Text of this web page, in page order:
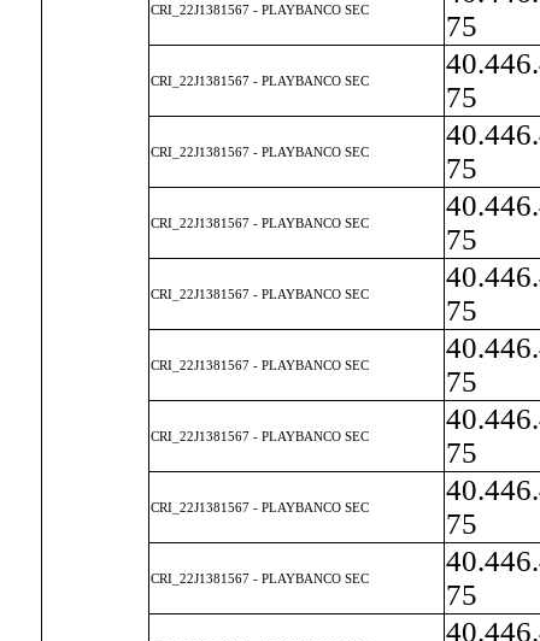
CRI_22J1381567 - PLAYBANCO SEC
75
CRI_22J1381567 - PLAYBANCO SEC
75
CRI_22J1381567 - PLAYBANCO SEC
75
CRI_22J1381567 - PLAYBANCO SEC
75
CRI_22J1381567 - PLAYBANCO SEC
75
CRI_22J1381567 - PLAYBANCO SEC
75
CRI_22J1381567 - PLAYBANCO SEC
75
CRI_22J1381567 - PLAYBANCO SEC
75
CRI_22J1381567 - PLAYBANCO SEC
75